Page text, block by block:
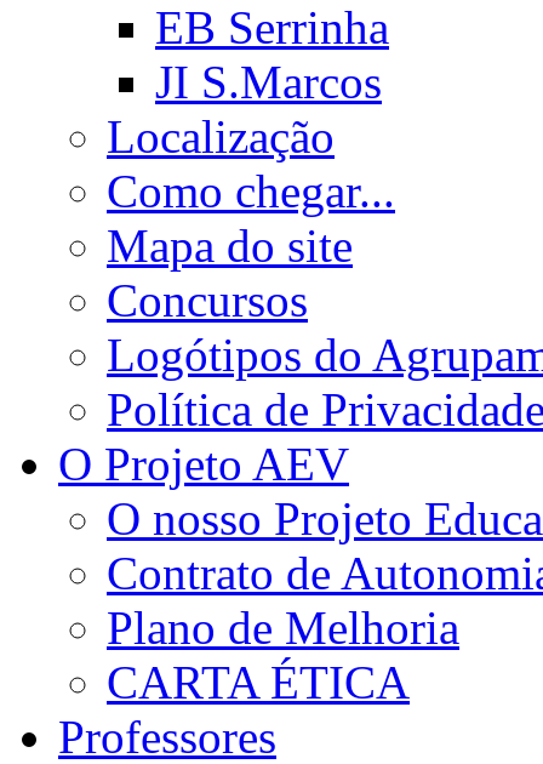
EB Serrinha
JI S.Marcos
Localização
Como chegar...
Mapa do site
Concursos
Logótipos do
Política de
O Projeto AEV
O nosso Projeto
Contrato de
Plano de Melhoria
CARTA ÉTICA
Professores